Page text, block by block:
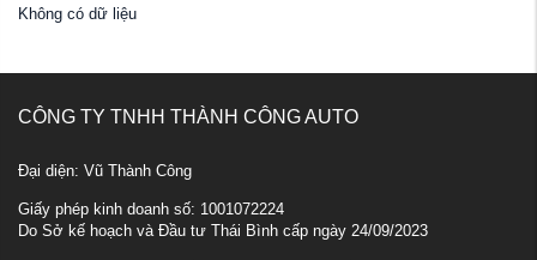
Không có dữ liệu
CÔNG TY TNHH THÀNH CÔNG AUTO
Đại diện: Vũ Thành Công
Giấy phép kinh doanh số: 1001072224
Do Sở kế hoạch và Đầu tư Thái Bình cấp ngày 24/09/2023